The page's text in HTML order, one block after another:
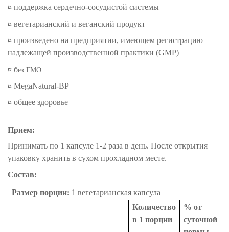
¤ поддержка сердечно-сосудистой системы
¤ вегетарианский и веганский продукт
¤ произведено на предприятии, имеющем регистрацию
надлежащей производственной практики (GMP)
¤ без ГМО
¤ MegaNatural-BP
¤ общее здоровье
Прием:
Принимать по 1 капсуле 1-2 раза в день. После открытия
упаковку хранить в сухом прохладном месте.
Состав:
Размер порции: 1 вегетарианская капсула
Количество
в 1 порции
% от
суточной